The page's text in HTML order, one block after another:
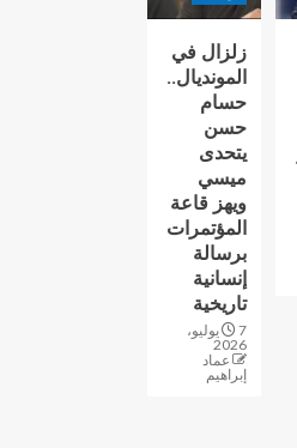
زلزال في
المونديال..
حسام
حسن
يتحدى
ميسي
ويهز قاعة
المؤتمرات
برسالة
إنسانية
تاريخية
7 يوليو،
2026
عماد
إبراهيم